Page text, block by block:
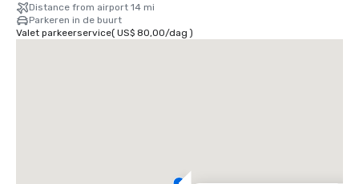
Distance from airport 14 mi
Parkeren in de buurt
Valet parkeerservice( US$ 80,00/dag )